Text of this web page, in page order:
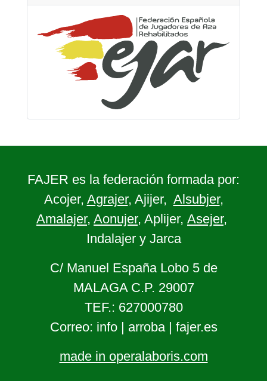
FAJER es la federación formada por:
Acojer, Agrajer, Ajijer, Alsubjer,
Amalajer, Aonujer, Aplijer, Asejer,
Indalajer y Jarca
C/ Manuel España Lobo 5 de
MALAGA C.P. 29007
TEF.: 627000780
Correo: info | arroba | fajer.es
made in operalaboris.com